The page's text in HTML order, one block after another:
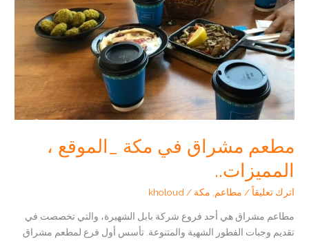
المدينة
المنورة
مطعم مشراق في مكة _الموقع ،
المميزات..
اترك تعليقاً / مطاعم مكة /
kholoud
مطاعم مشراق هي أحد فروع شركة بابل الشهيرة، والتي تخصصت في
تقديم وجبات الفطور الشهية والمتنوعة. تأسس أول فرع لمطعم مشراق